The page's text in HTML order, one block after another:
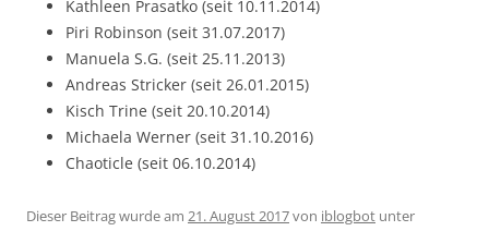
Kathleen Prasatko (seit 10.11.2014)
Piri Robinson (seit 31.07.2017)
Manuela S.G. (seit 25.11.2013)
Andreas Stricker (seit 26.01.2015)
Kisch Trine (seit 20.10.2014)
Michaela Werner (seit 31.10.2016)
Chaoticle (seit 06.10.2014)
Dieser Beitrag wurde am 21. August 2017von iblogbot unter